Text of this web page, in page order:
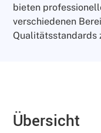
bieten
verschiedenen
Qualitätsstandards
Übersicht